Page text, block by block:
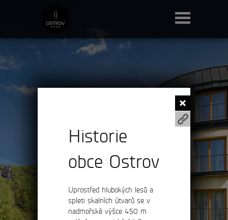
Historie
obce Ostrov
Uprostřed hlubokých lesů a
spleti skalních útvarů se v
nadmořské výšce 450 m